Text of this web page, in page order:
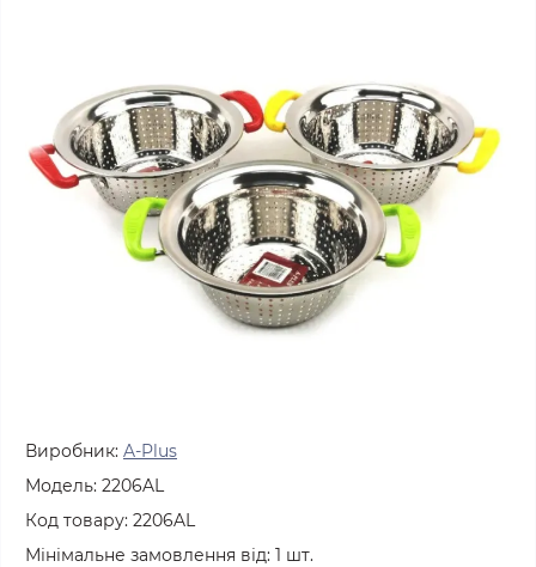
Виробник: A-Plus
Модель: 2206AL
Код товару: 2206AL
Мінімальне замовлення від: 1 шт.